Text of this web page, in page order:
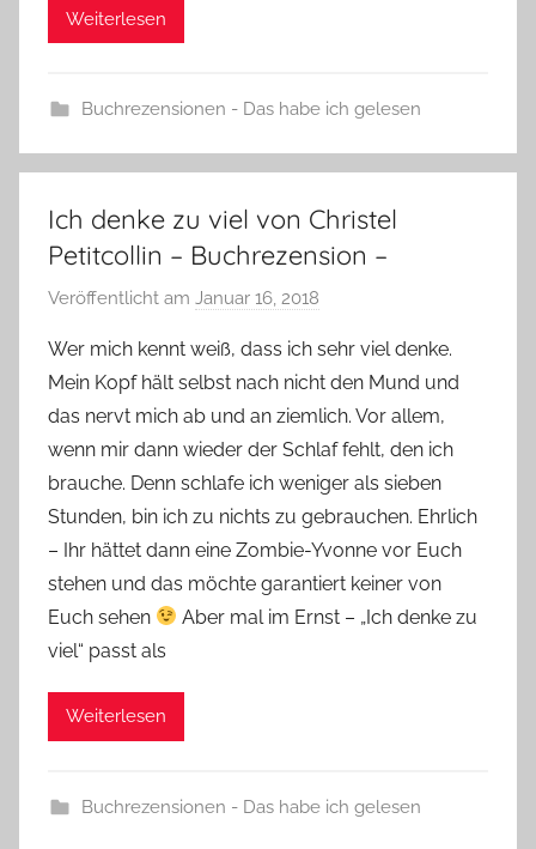
Weiterlesen
Buchrezensionen - Das habe ich gelesen
Ich denke zu viel von Christel
Petitcollin – Buchrezension –
Veröffentlicht am Januar 16, 2018
n
Y
v
o
n
n
e
Wer mich kennt weiß, dass ich sehr viel denke.
Mein Kopf hält selbst nach nicht den Mund und
das nervt mich ab und an ziemlich. Vor allem,
wenn mir dann wieder der Schlaf fehlt, den ich
brauche. Denn schlafe ich weniger als sieben
Stunden, bin ich zu nichts zu gebrauchen. Ehrlich
– Ihr hättet dann eine Zombie-Yvonne vor Euch
stehen und das möchte garantiert keiner von
Euch sehen
Aber mal im Ernst – „Ich denke zu
viel“ passt als
Weiterlesen
Buchrezensionen - Das habe ich gelesen